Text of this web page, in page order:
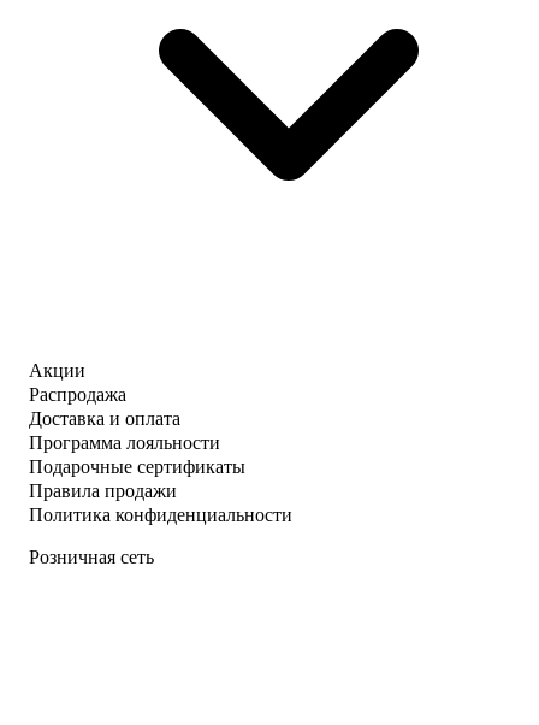
Акции
Распродажа
Доставка и оплата
Программа лояльности
Подарочные сертификаты
Правила продажи
Политика конфиденциальности
Розничная сеть